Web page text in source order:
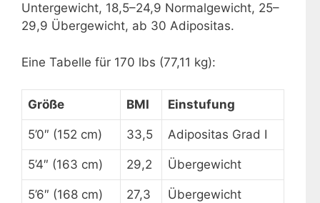
Untergewicht, 18,5–24,9 Normalgewicht, 25–
29,9 Übergewicht, ab 30 Adipositas.
Eine Tabelle für 170 lbs (77,11 kg):
Größe BMI Einstufung
5’0″ (152 cm) 33,5 Adipositas Grad I
5’4″ (163 cm) 29,2 Übergewicht
5’6″ (168 cm) 27,3 Übergewicht